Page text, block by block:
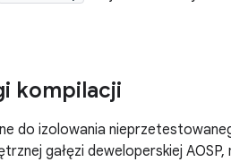
kompilacji
do izolowania
gałęzi deweloperskiej